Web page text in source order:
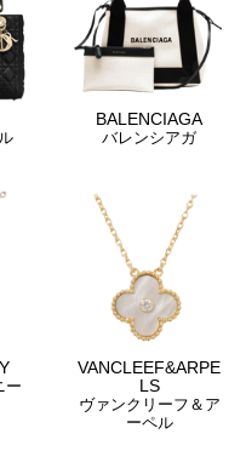
BALENCIAGA
バレンシアガ
ー
VANCLEEF&ARPE
LS
ヴァンクリーフ＆ア
ーペル